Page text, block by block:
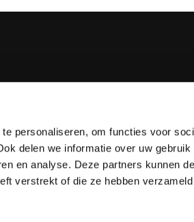
personaliseren, om functies voor
delen we informatie over uw gebruik
en analyse. Deze partners kunnen
verstrekt of die ze hebben